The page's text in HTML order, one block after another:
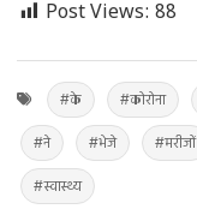
Post Views: 88
#के #कोरोना
#ने #भेजे #मरीजों
#स्वास्थ्य